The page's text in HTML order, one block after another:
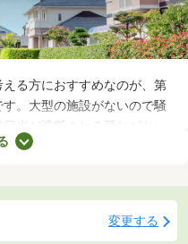
る方におすすめなのが、第
。大型の施設がないので騒
光が遮断される恐れがない
。住みやすい土地ではある
てを紹介します。
変更する